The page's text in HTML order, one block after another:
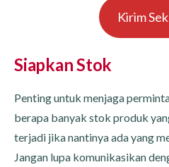
Kirim
Siapkan Stok
Penting untuk menjaga
berapa banyak stok produk
terjadi jika nantinya ada yang
Jangan lupa komunikasikan